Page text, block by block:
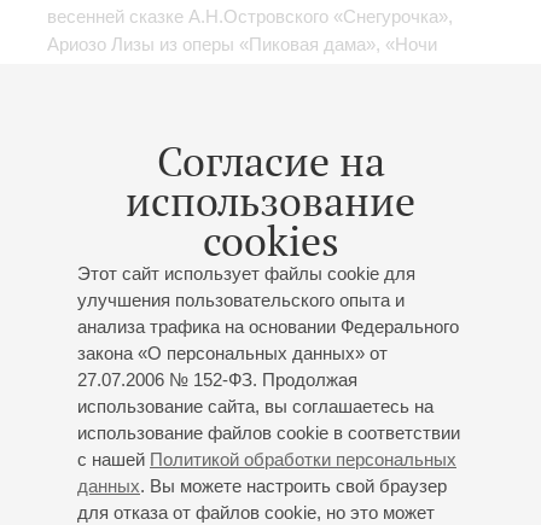
Согласие на
использование
cookies
Этот сайт использует файлы cookie для
улучшения пользовательского опыта и
анализа трафика на основании Федерального
закона «О персональных данных» от
27.07.2006 № 152-ФЗ. Продолжая
использование сайта, вы соглашаетесь на
использование файлов cookie в соответствии
с нашей Политикой обработки персональных
данных. Вы можете настроить свой браузер
для отказа от файлов cookie, но это может
весенней сказке А.Н.Островского «Снегурочка»,
Ариозо Лизы из оперы «Пиковая дама», «Ночи
Варвары из оперы «Не только любовь»;
Даргомыжский : Песня Лауры из оперы «Каменный
Рубинштейн: «Ночь»;Россини: Каватина
Фигаро из оперы «Севильский цирюльник»;
«Не плачь!» (“Tu, ca nun chiagne!");Бородин
хана Кончака из оперы «Князь Игорь»;Гуно
Куплеты Мефистофеля из оперы «Фауст»;
Рахманинов: «Я жду тебя», Романс молодого
цыгана из оперы «Алеко»;Варламов
и тужить...»;Аренский: Песня певца за сценой из
оперы «Рафаэль»; Лара: «Гранада»;Русские
народные песни: «Травушка-муравушка», «Из-за
острова на стрежень», «Вдоль по Питерской»,
«Вдоль по улице метелица метет»